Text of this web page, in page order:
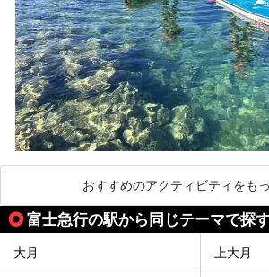
おすすめのアクティビティをも
富士急行の駅から同じテーマで探
大月 上大月